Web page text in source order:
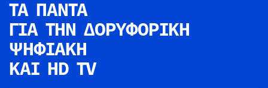
ΤΑ ΠΑΝΤΑ
ΓΙΑ ΤΗΝ ΔΟΡΥΦΟΡΙΚΗ
ΨΗΦΙΑΚΗ
ΚΑΙ HD TV